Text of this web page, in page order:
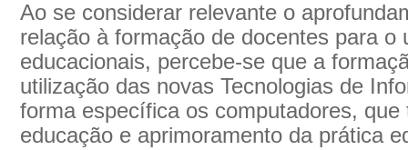
Ao se considerar relevante o
relação à formação de docentes para o
educacionais, percebe-se que a
utilização das novas Tecnologias de
forma específica os computadores,
educação e aprimoramento da prática